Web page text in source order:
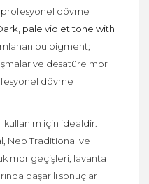
dövme
pale violet tone with
bu pigment;
ve desatüre mor
dövme
için idealdir.
Neo Traditional ve
mor geçişleri, lavanta
başarılı sonuçlar